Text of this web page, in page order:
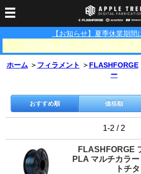
【お知らせ】夏季休業期間
【佐川急便】地震に伴う配送遅延及び集荷
3Dプリンター
3Dプリンター一覧 FLASHFORGE
3Dスキャナー
3DeVOK
フィラメント
FusRock その他
DLP用レジン LCD用レジン
消耗品
部品
その他
フィラメント乾燥・防
フィラメント保管用乾
サポート
ホーム ＞ フィラメント ＞ FLASHFORGE
ー
おすすめ順 価格順
1-2 / 2
FLASHFORGE
PLA マルチカラ
トチ